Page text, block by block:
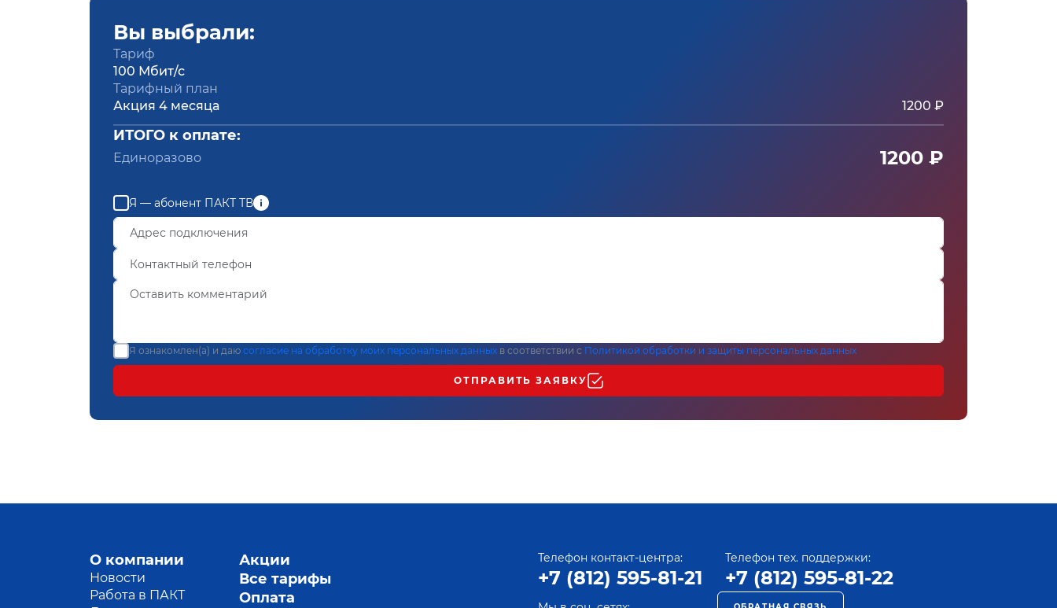
Вы выбрали:
Тариф
100 Мбит/с
Тарифный план
Акция 4 месяца
1200 ₽
ИТОГО к оплате:
Единоразово 1200 ₽
Я — абонент ПАКТ ТВ
Я ознакомлен(а) и даю согласие на обработку моих персональных данных в соответствии с Политикой обработки и защиты персональных данных
ОТПРАВИТЬ ЗАЯВКУ
О компании
Новости
Работа в ПАКТ
Акции
Все тарифы
Оплата
Телефон контакт-центра:
+7 (812) 595-81-21
Телефон тех. поддержки:
+7 (812) 595-81-22